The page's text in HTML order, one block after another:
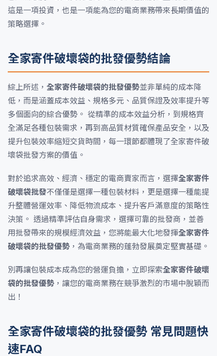
這是一項投資，也是一項能為您的電商業務帶來長期價值的
策略選擇。
全家寄件破壞袋的批發優勢結論
綜上所述， 全家寄件破壞袋的批發優勢並非單純的成本降
低，而是涵蓋成本效益、規格多元、品質保證及效率提升等
多個面向的綜合優勢。 從精準的成本效益分析，到規格齊
全滿足各種包裝需求，再到高品質材質確保產品安全，以及
提升包裝效率縮短交貨時間，每一環節都體現了全家寄件破
壞袋批發方案的價值。
對於追求高效、經濟、穩定的電商賣家而言，選擇全家寄件
破壞袋批發不僅僅是選擇一種包裝材料，更是選擇一種能提
升整體營運效率、降低物流成本、提升客戶滿意度的策略性
決策。 透過精準評估自身需求，選擇可靠的批發商，並善
用批發帶來的規模經濟效益，您將能最大化地發揮全家寄件
破壞袋的批發優勢 ，為電商業務的蓬勃發展奠定堅實基礎。
別再讓包裝成本成為您的營運負擔，立即探索全家寄件破壞
袋的批發優勢 ，讓您的電商業務在競爭激烈的市場中脫穎而
出！
全家寄件破壞袋的批發優勢 常見問題快
速FAQ